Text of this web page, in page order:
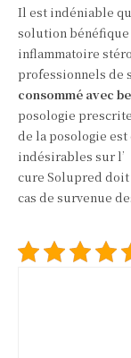
Il est indéniable
solution
inflammatoire
professionnels de
consommé avec
posologie
de la posologie
indésirables sur
cure Solupred
cas de survenue